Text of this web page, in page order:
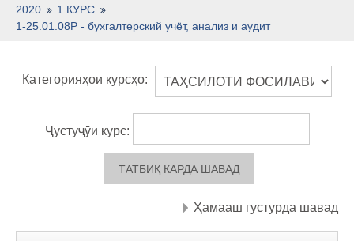
2020
1 КУРС
1-25.01.08Р - бухгалтерский учёт, анализ и аудит
Категорияҳои курсҳо:
Ҷустуҷӯи курс:
Ҳамааш густурда шавад